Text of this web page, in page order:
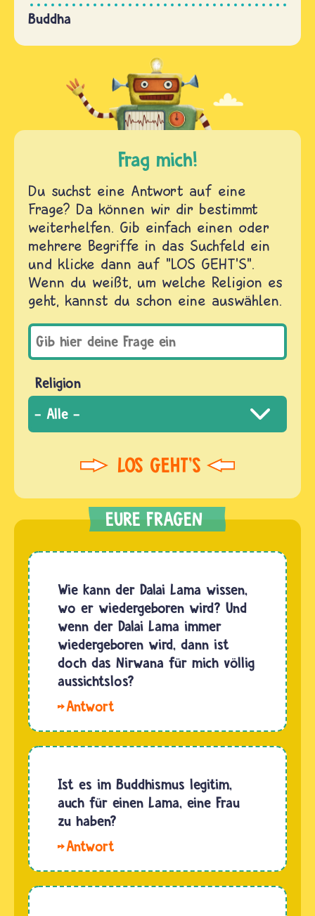
Buddha
Frag mich!
Du suchst eine Antwort auf eine
Frage? Da können wir dir bestimmt
weiterhelfen. Gib einfach einen oder
mehrere Begriffe in das Suchfeld ein
und klicke dann auf "LOS GEHT'S".
Wenn du weißt, um welche Religion es
geht, kannst du schon eine auswählen.
Religion
Wie kann der Dalai Lama wissen,
wo er wiedergeboren wird? Und
wenn der Dalai Lama immer
wiedergeboren wird, dann ist
doch das Nirwana für mich völlig
aussichtslos?
Lamas
einen
besonderen
Wunsch
können
freiwillig
aus dem
Ist es im Buddhismus legitim,
auch für einen Lama, eine Frau
zu haben?
Buddhistische